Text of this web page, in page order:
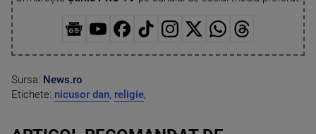
Sursa: News.ro
Etichete: nicusor dan, religie,